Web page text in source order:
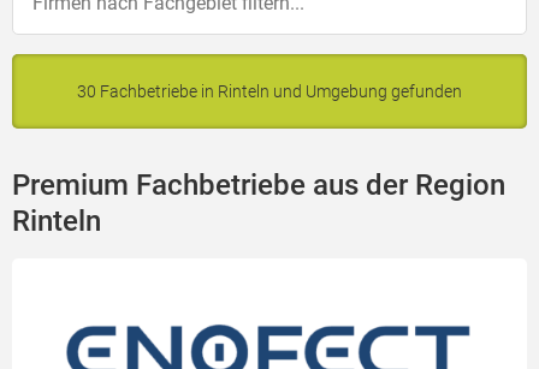
30 Fachbetriebe in Rinteln und Umgebung gefunden
Premium Fachbetriebe aus der Region
Rinteln